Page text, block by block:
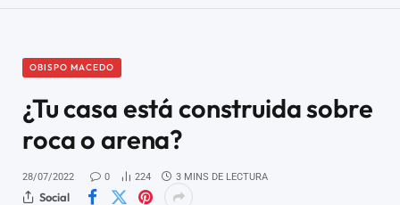
OBISPO MACEDO
¿Tu casa está construida sobre
roca o arena?
28/07/2022 0 224 3 MINS DE LECTURA
Social